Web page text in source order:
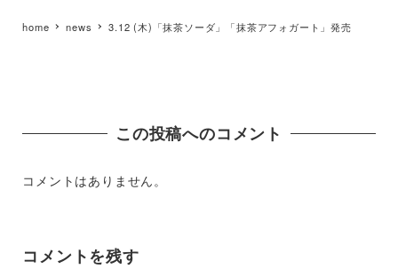
home news 3.12 (木)「抹茶ソーダ」「抹茶アフォガート」発売
この投稿へのコメント
コメントはありません。
コメントを残す